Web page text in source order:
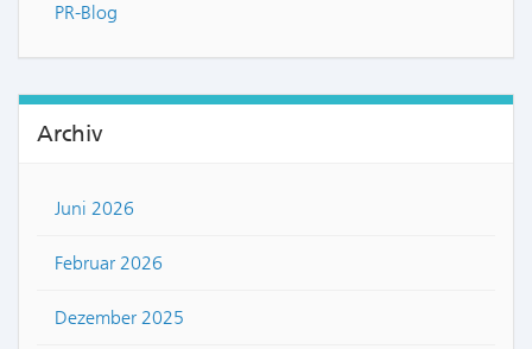
PR-Blog
Archiv
Juni 2026
Februar 2026
Dezember 2025